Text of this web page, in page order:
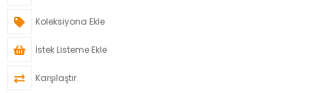
Koleksiyona Ekle
İstek Listeme Ekle
Karşılaştır